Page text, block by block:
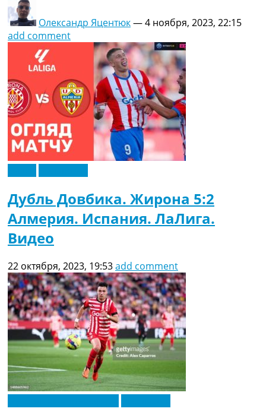
Олександр Яцентюк—4 ноября, 2023, 22:15
add comment
Дубль Довбика. Жирона 5:2
Алмерия. Испания. ЛаЛига.
Видео
22 октября, 2023, 19:53add comment